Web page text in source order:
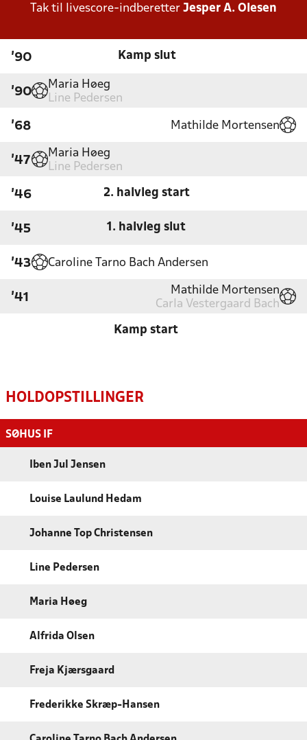
Tak til livescore-indberetter Jesper A. Olesen
'90 Kamp slut
'90
Maria Høeg
Line Pedersen
'68 Mathilde Mortensen
'47
Maria Høeg
Line Pedersen
'46 2. halvleg start
'45 1. halvleg slut
'43 Caroline Tarno Bach Andersen
'41
Mathilde Mortensen
Carla Vestergaard Bach
Kamp start
HOLDOPSTILLINGER
SØHUS IF
Iben Jul Jensen
Louise Laulund Hedam
Johanne Top Christensen
Line Pedersen
Maria Høeg
Alfrida Olsen
Freja Kjærsgaard
Frederikke Skræp-Hansen